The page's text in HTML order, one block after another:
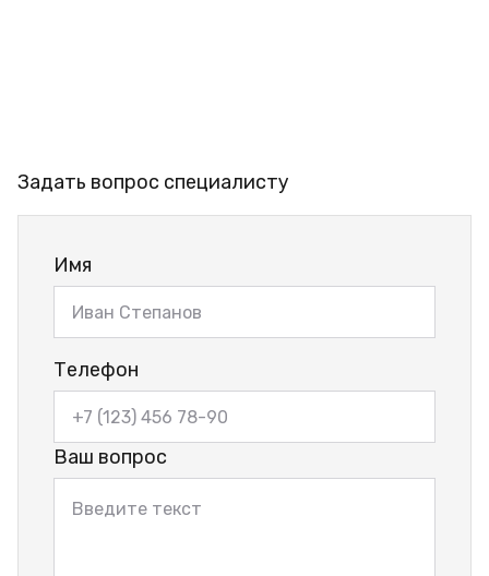
Задать вопрос специалисту
Имя
Телефон
Ваш вопрос